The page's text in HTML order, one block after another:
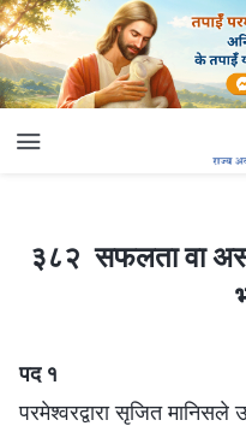
३८२ सफलता वा असफलता मानिसको
३८२ सफलता वा
पद १
परमेश्‍वरद्वारा सृजित मानिसले